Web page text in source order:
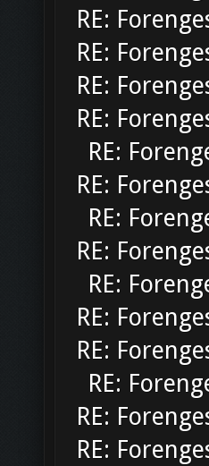
RE:
RE:
RE:
RE:
RE:
RE:
RE:
RE:
RE:
RE:
RE:
RE:
RE:
RE: